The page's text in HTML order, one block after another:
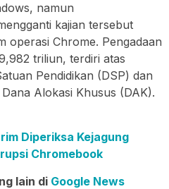
namun
kajian tersebut
operasi Chrome. Pengadaan
triliun, terdiri atas
Pendidikan (DSP) dan
Alokasi Khusus (DAK).
Diperiksa Kejagung
Chromebook
lain di Google News